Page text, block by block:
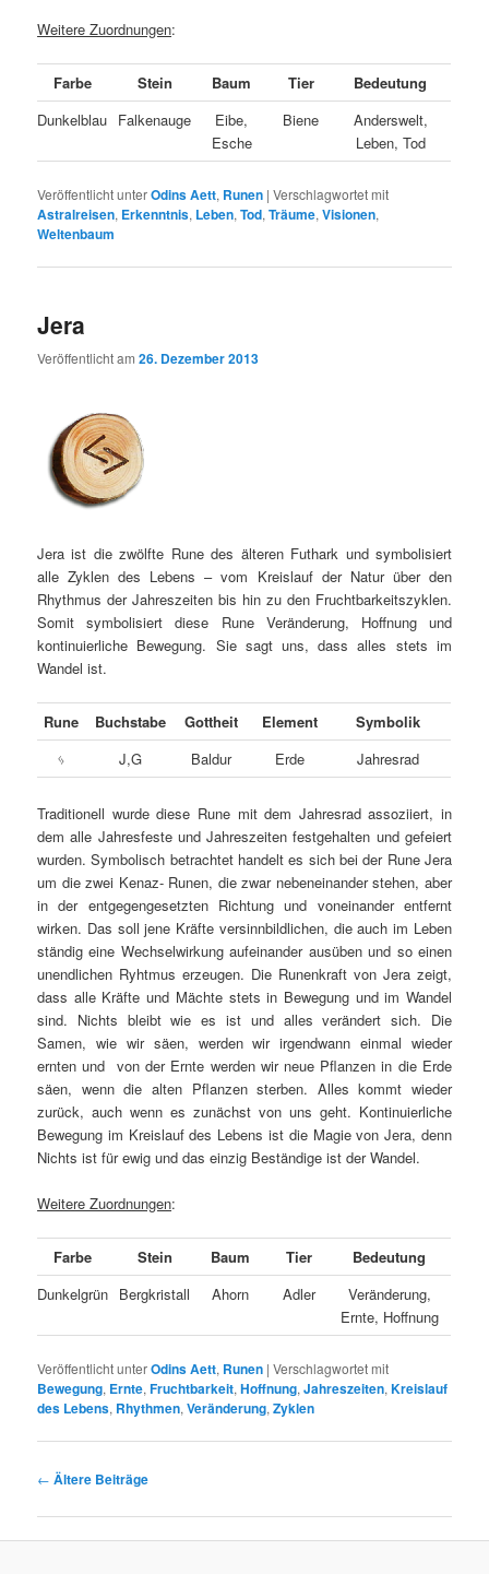
Weitere Zuordnungen:
Farbe Stein Baum Tier
Bedeutung
Dunkelblau Falkenauge
Eibe,
Esche
Biene
Anderswelt,
Leben, Tod
Veröffentlicht unterOdins Aett, Runen |Verschlagwortet mit
Astralreisen, Erkenntnis, Leben,Tod,Träume,Visionen,
Weltenbaum
Jera
Veröffentlicht am26. Dezember 2013
Jera ist die zwölfte Rune des älteren Futhark und symbolisiert
alle Zyklen des Lebens – vom Kreislauf der Natur über den
Rhythmus der Jahreszeiten bis hin zu den Fruchtbarkeitszyklen.
Somit symbolisiert diese Rune Veränderung, Hoffnung und
kontinuierliche Bewegung. Sie sagt uns, dass alles stets im
Wandel ist.
Rune Buchstabe Gottheit Element
Symbolik
ᛃ
J,G Baldur Erde Jahresrad
Traditionell wurde diese Rune mit dem Jahresrad assoziiert, in
dem alle Jahresfeste und Jahreszeiten festgehalten und gefeiert
wurden. Symbolisch betrachtet handelt es sich bei der Rune Jera
um die zwei Kenaz- Runen, die zwar nebeneinander stehen, aber
in der entgegengesetzten Richtung und voneinander entfernt
wirken. Das soll jene Kräfte versinnbildlichen, die auch im Leben
ständig eine Wechselwirkung aufeinander ausüben und so einen
unendlichen Ryhtmus erzeugen. Die Runenkraft von Jera zeigt,
dass alle Kräfte und Mächte stets in Bewegung und im Wandel
sind. Nichts bleibt wie es ist und alles verändert sich. Die
Samen, wie wir säen, werden wir irgendwann einmal wieder
ernten und von der Ernte werden wir neue Pflanzen in die Erde
säen, wenn die alten Pflanzen sterben. Alles kommt wieder
zurück, auch wenn es zunächst von uns geht. Kontinuierliche
Bewegung im Kreislauf des Lebens ist die Magie von Jera, denn
Nichts ist für ewig und das einzig Beständige ist der Wandel.
Weitere Zuordnungen:
Farbe Stein Baum Tier
Bedeutung
Dunkelgrün Bergkristall Ahorn Adler
Veränderung,
Ernte, Hoffnung
Veröffentlicht unterOdins Aett, Runen |Verschlagwortet mit
Bewegung, Ernte,Fruchtbarkeit,Hoffnung,Jahreszeiten,Kreislauf
des Lebens, Rhythmen,Veränderung,Zyklen
Beitragsnavigation
← Ältere Beiträge